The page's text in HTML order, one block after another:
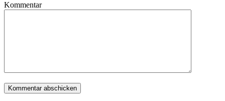
Kommentar